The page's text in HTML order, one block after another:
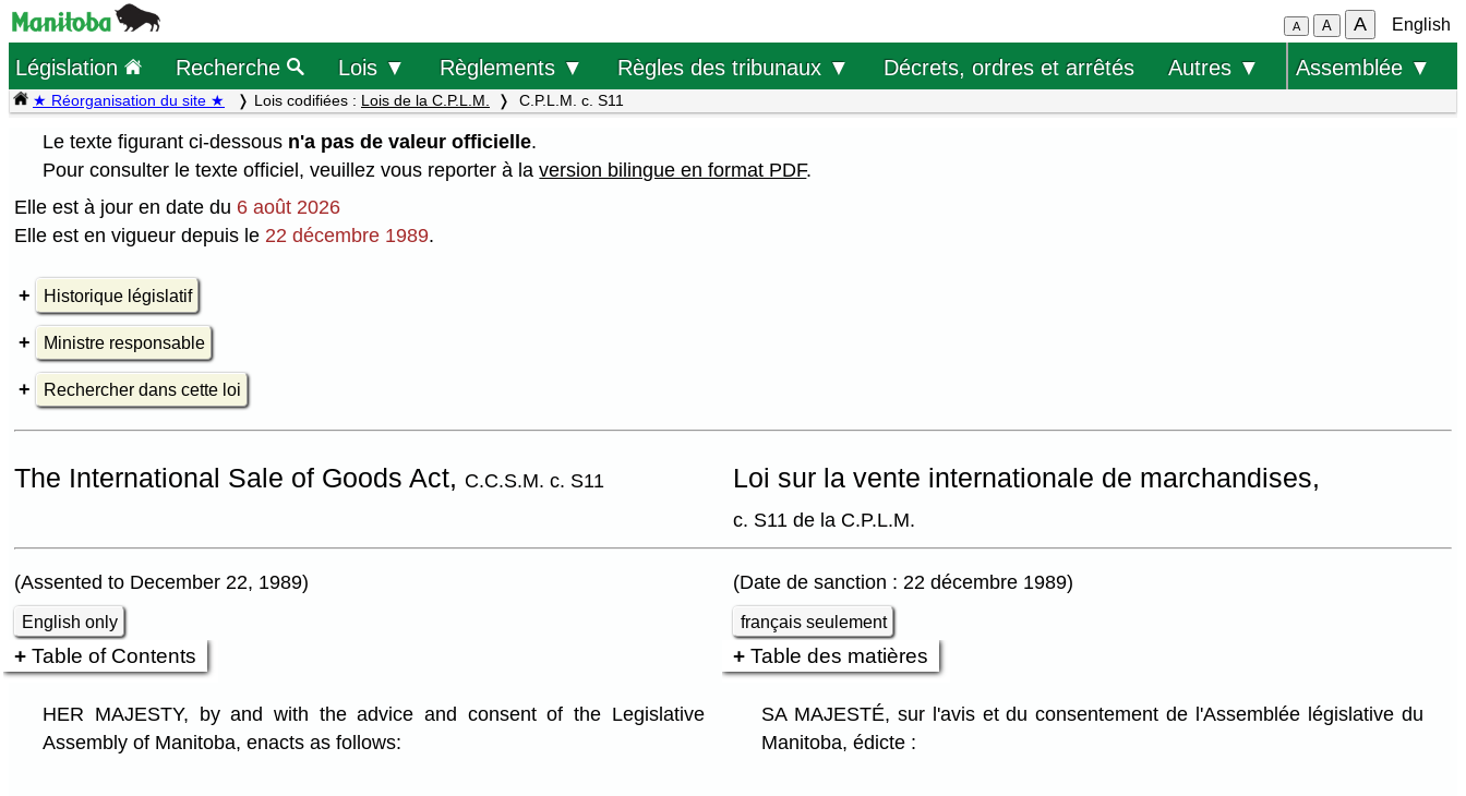
A A A English
Législation Recherche Lois ▼ Règlements ▼ Règles des tribunaux ▼ Décrets, ordres et arrêtés Autres ▼ Assemblée ▼
★ Réorganisation du site ★ Lois codifiées : Lois de la C.P.L.M. C.P.L.M. c. S11
Le texte figurant ci-dessous n'a pas de valeur officielle.
Pour consulter le texte officiel, veuillez vous reporter à laversion bilingue en format PDF.
Elle est à jour en date du 6 août 2026
Elle est en vigueur depuis le 22 décembre 1989.
Historique législatif
Ministre responsable
Rechercher dans cette loi
The International Sale of Goods Act, C.C.S.M. c. S11 Loi sur la vente internationale de marchandises,
c. S11 de la C.P.L.M.
(Assented to December 22, 1989) (Date de sanction : 22 décembre 1989)
English only français seulement
Table of Contents Table des matières
HER MAJESTY, by and with the advice and consent of the Legislative
Assembly of Manitoba, enacts as follows:
SA MAJESTÉ, sur l'avis et du consentement de l'Assemblée législative du
Manitoba, édicte :